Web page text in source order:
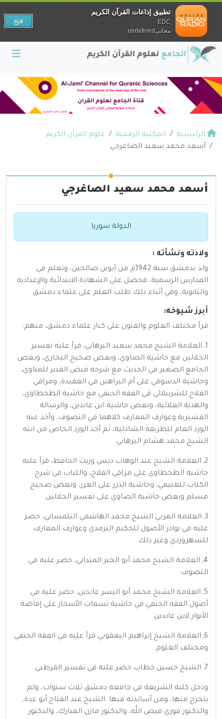
الرئيسية المكتبة الرقمية
علوم القرآن الكريم
أسعد محمد سعيد الصاغرجي
أسعد محمد سعيد الصاغرجي
الدولة سوريا
ولادته ونشأته :
ولد بدمشق سنة 1942م من أبوين صالحين، وتعلم في
المدارس الرسمية، فحصل على الشهادة الابتدائية والإعدادية
والثانوية، وفي أثناء ذلك طلب العلم على علماء دمشق.
أبرز شيوخه:
قرأ مختلف العلوم والفنون على كبار علماء دمشق، منهم:
1ـ العلامة الشيخ محمد سعيد البرهاني، قرأ عليه تفسير
الجلالين مع حاشية الصاوي، وبعض صحيح البخاري، وبعض
الجامع الصغير في الحديث مع شرحه فيض القدير للمناوي،
وحاشية الدسوقي على أم البراهين في العقيدة، ومراقي
الفلاح للشرنبلالي في الفقه الحنفي مع حاشية الطحطاوي،
والهدية العلائية، وبعض حاشية ابن عابدين، والرسالة
القشيرية وعوارف المعارف كلاهما في التصوف، وأخذ عنه
الورد العام للطريقة الشاذلية، ثم أخذ الورد الخاص من ابنه
الشيخ محمد هشام البرهاني.
2ـ العلامة الشيخ عبد الوهاب دبس وزيت الحافظ، قرأ عليه
حاشية الطحطاوي على مراقي الفلاح، واللباب في شرح
الكتاب للغنيمي، وحاشية الدرر على الغرر، وبعض صحيح
مسلم وبعض حاشية الصاوي على تفسير الجلالين.
3ـ العلامة المربي الشيخ محمد الهاشمي التلمساني، حضر
عليه في نوادر الأصول للحكيم الترمذي وعوارف المعارف
للسهروردي وغير ذلك.
4ـ العلامة الشيخ محمد أبو الخير الميداني، حضر عليه في
التصوف.
5ـ العلامة الشيخ محمد أبو اليسر عابدين، حضر عليه في
أصول الفقه الحنفي في حاشية نسمات الأسحار على إفاضة
الأنوار لابن عابدين.
6ـ العلامة الشيخ إبراهيم اليعقوبي قرأ عليه في الفقه الحنفي
ومختلف العلوم.
7ـ الشيخ حسين خطاب حضر عليه في تفسير القرطبي.
ودخل كلية الشريعة في جامعة دمشق ثلاث سنوات، ولم
يتخرج منها، ومن أساتذته فيها: الشيخ عبد الفتاح أبو غدة،
والدكتور فوزي فيض الله، والدكتور مازن المبارك، والدكتور
تطبيق إذاعات القرآن الكريم
EDC
مجانيundefined
فتح